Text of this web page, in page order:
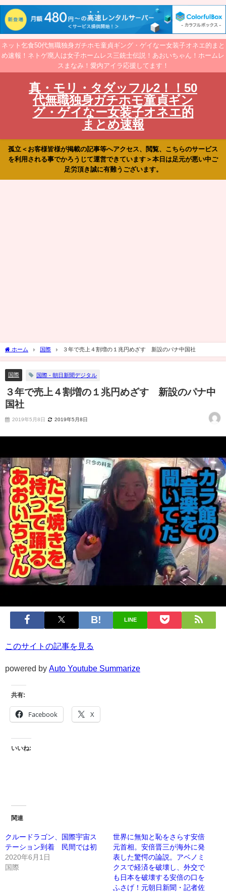
ネット乞食50代無職独身ガチホモ童貞ギング・ゲイなー女装子オネエ的まと
め速報！ネトゲ廃人は女子ホームレス三銃士伝説！あおいちゃん！ホームレ
スまなみ！愛内アイラ応援してます！
真・モリ・タダッフル2！！50
代無職独身ガチホモ童貞ギン
グ・ゲイなー女装子オネエ的
まとめ速報
孤立＜お客様皆様が掲載の記事等へアクセス、閲覧、こちらのサービス
を利用される事でかろうじて運営できています＞本日は足元が悪い中ご
足労頂き誠に有難うございます。
ホーム 国際 ３年で売上４割増の１兆円めざす 新設のパナ中国社
国際 国際 - 朝日新聞デジタル
３年で売上４割増の１兆円めざす 新設のパナ中
国社
2019年5月8日 2019年5月8日
LINE
このサイトの記事を見る
powered by Auto Youtube Summarize
共有:
Facebook X
いいね:
関連
クルードラゴン、国際宇宙ス
テーション到着 民間では初
2020年6月1日
国際
世界に無知と恥をさらす安倍
元首相。安倍晋三が海外に発
表した驚愕の論説。アベノミ
クスで経済を破壊し、外交で
も日本を破壊する安倍の口を
ふさげ！元朝日新聞・記者佐